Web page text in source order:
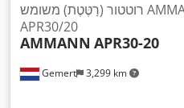
Gemert 3,299 km
רוטטור (רַטֶּטֶת) משומש AMMANN
APR30/20
AMMANN APR30-20